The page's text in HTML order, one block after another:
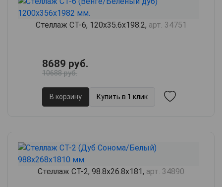
Стеллаж СТ-6, 120х35.6х198.2, арт. 34751
8689 руб.
10688 руб.
В корзину Купить в 1 клик
Стеллаж СТ-2, 98.8х26.8х181, арт. 34890